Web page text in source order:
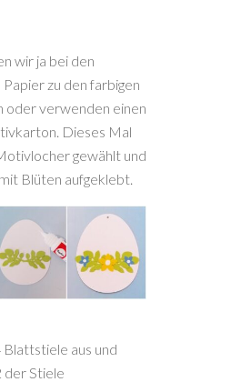
wir ja bei den
zu den farbigen
oder verwenden einen
Dieses Mal
gewählt und
Blüten aufgeklebt.
Blattstiele aus und
der Stiele